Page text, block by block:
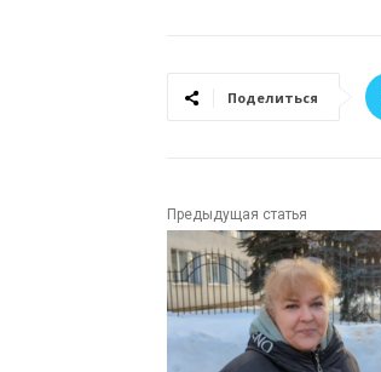
Поделиться
Предыдущая статья